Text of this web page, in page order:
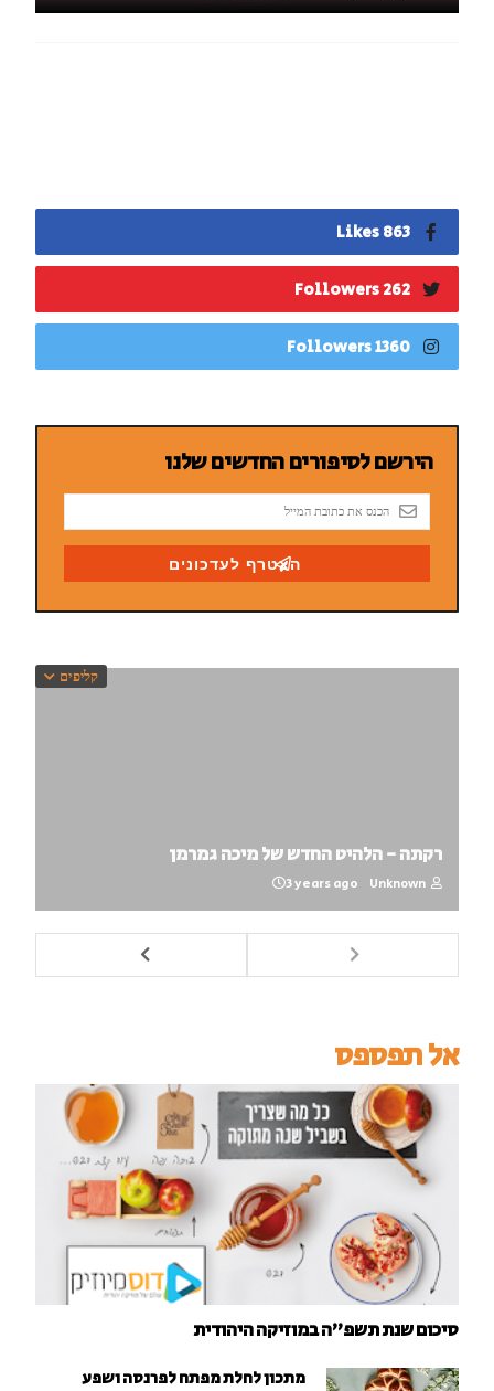
863 Likes
262 Followers
1360 Followers
קליפים
רקתה - הלהיט החדש של מיכה גמרמן
Unknown
3 years ago
אל תפספס
סיכום שנת תשפ"ה במוזיקה היהודית
מתכון לחלת מפתח לפרנסה ושפע